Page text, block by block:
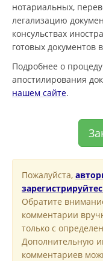
нотариальных,
легализацию
консульствах
готовых документов
Подробнее о
апостилирования
нашем сайте.
Пожалуйста,
Обратите
комментарии
только с
Дополнительную
комментариев